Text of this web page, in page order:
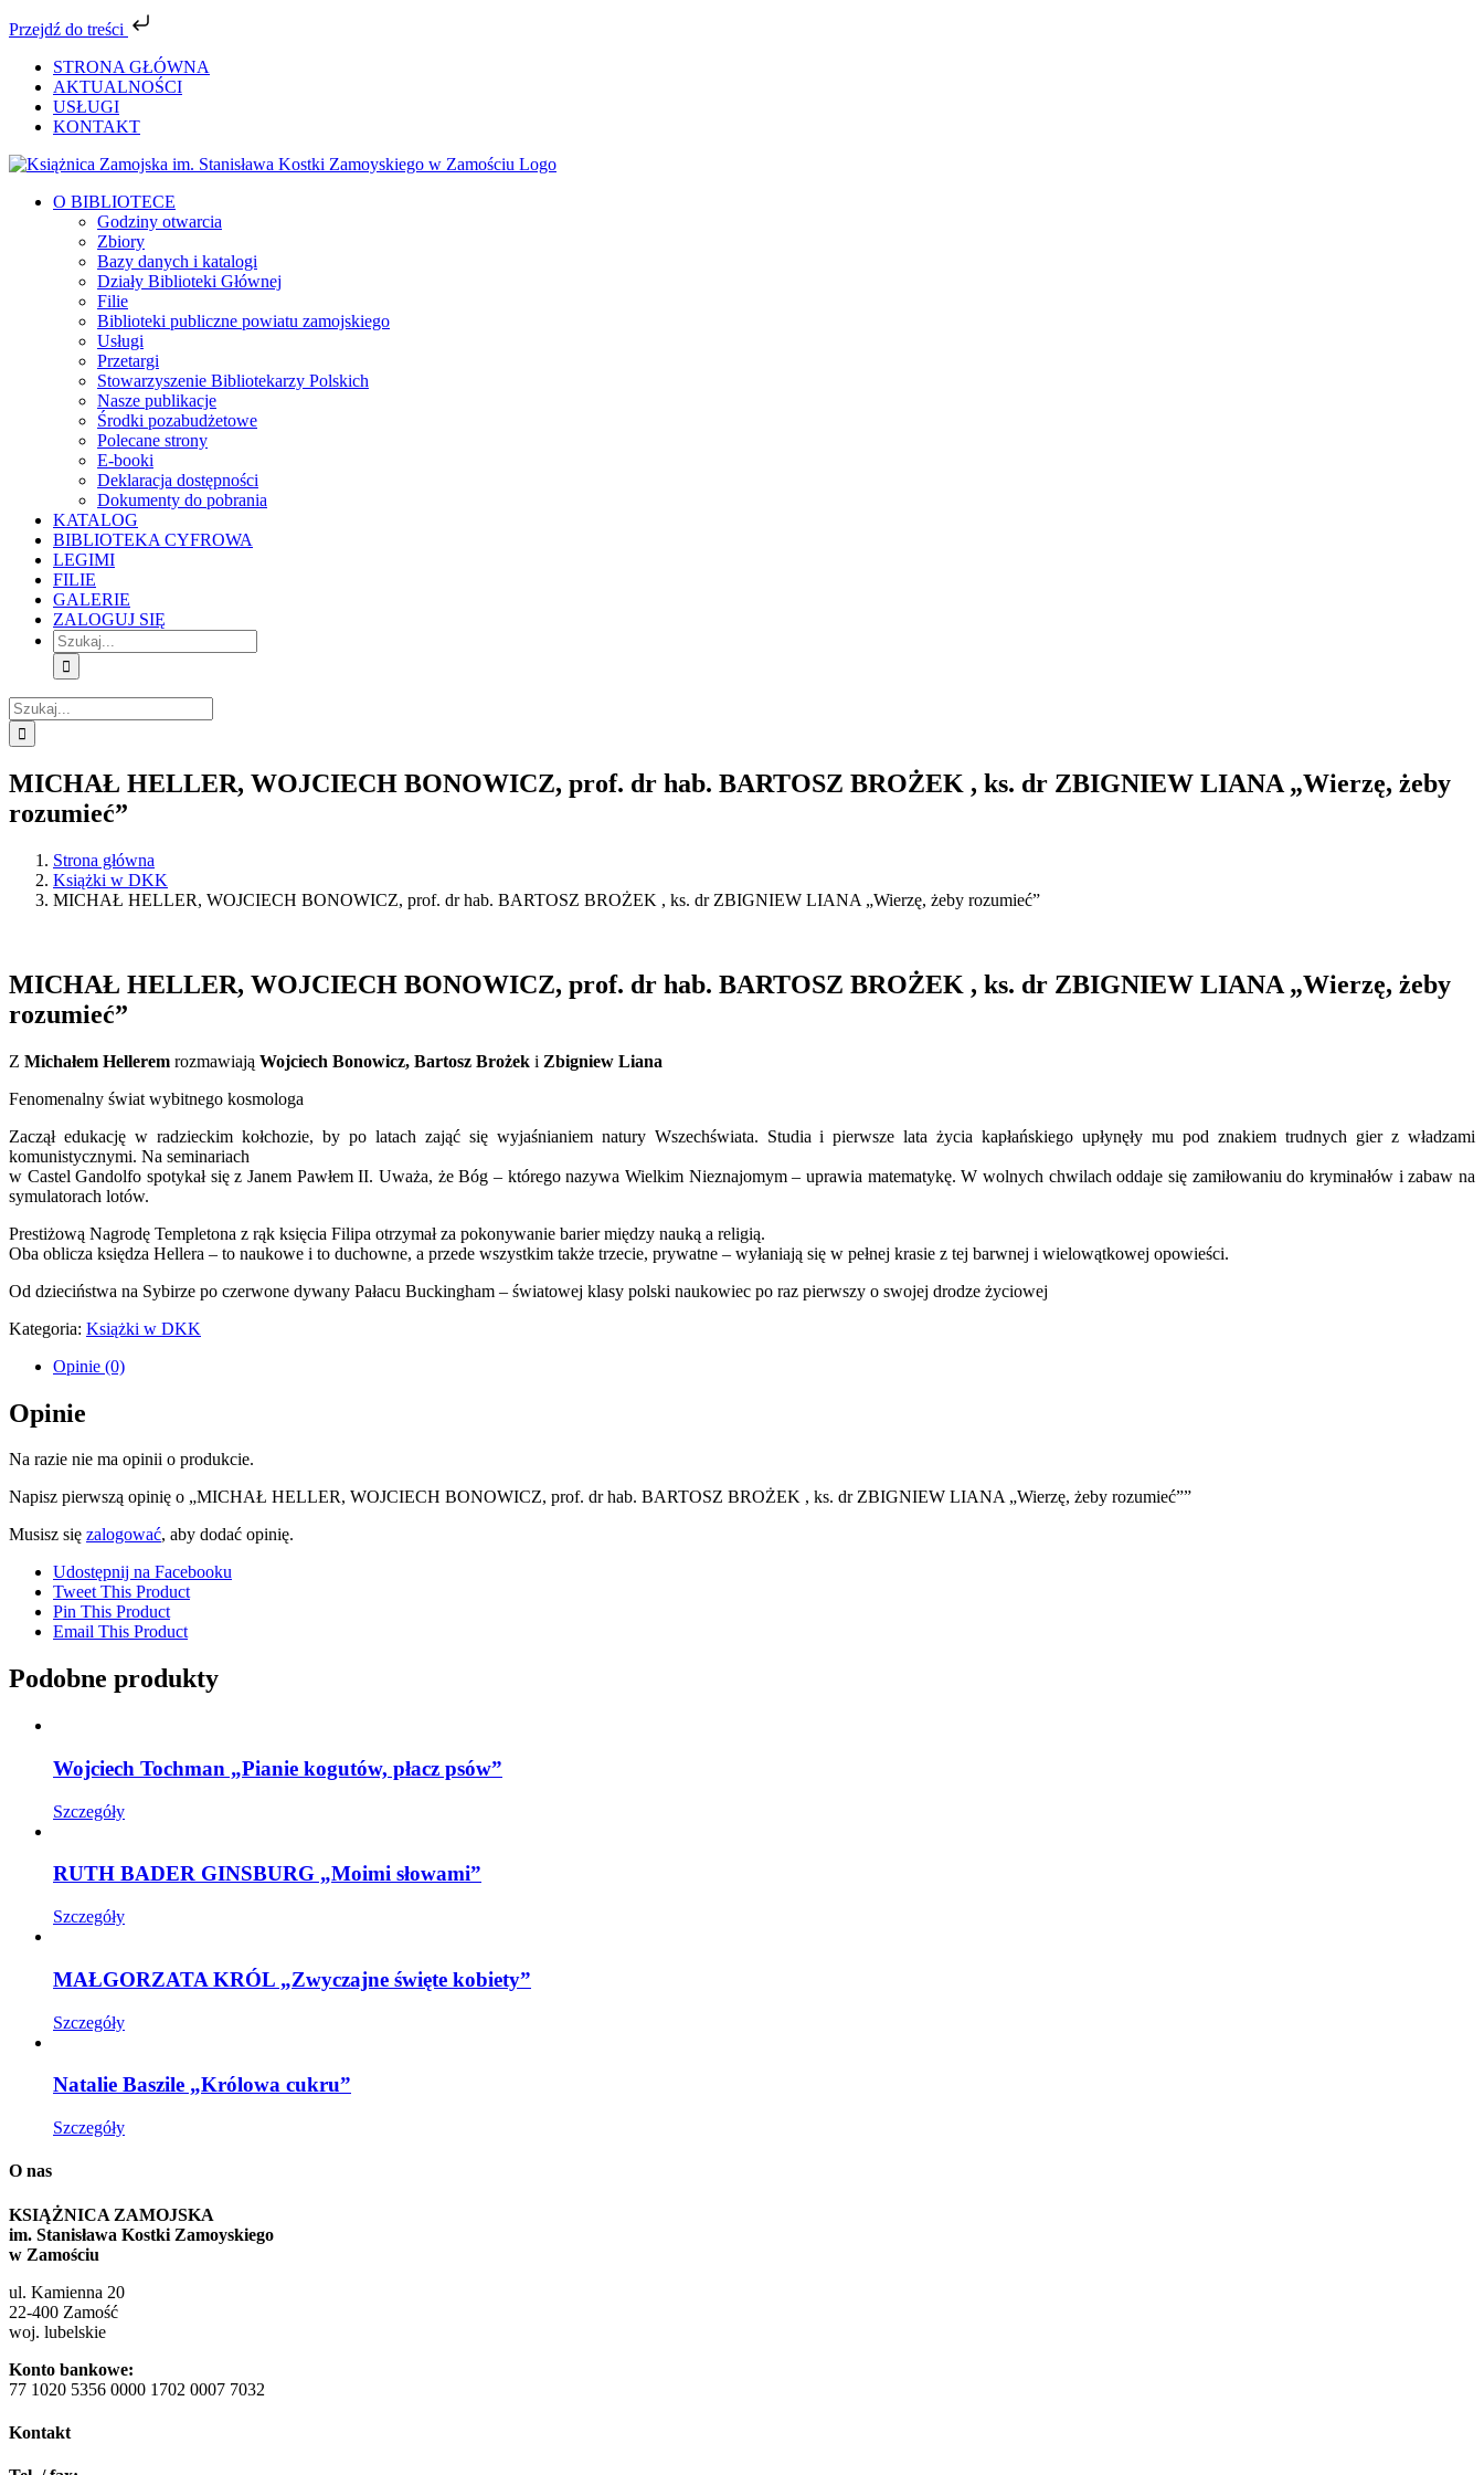
Przejdź do treści
zawartości
STRONA GŁÓWNA
AKTUALNOŚCI
USŁUGI
KONTAKT
Facebook
YouTube
Instagram
Tiktok
O BIBLIOTECE
Godziny otwarcia
Zbiory
Bazy danych i katalogi
Działy Biblioteki Głównej
Filie
Biblioteki publiczne powiatu zamojskiego
Usługi
Przetargi
Stowarzyszenie Bibliotekarzy Polskich
Nasze publikacje
Środki pozabudżetowe
Polecane strony
E-booki
Deklaracja dostępności
Dokumenty do pobrania
KATALOG
BIBLIOTEKA CYFROWA
LEGIMI
FILIE
GALERIE
ZALOGUJ SIĘ
Szukaj
Szukaj
MICHAŁ HELLER, WOJCIECH BONOWICZ, prof. dr hab. BARTOSZ BROŻEK , ks. dr ZBIGNIEW LIANA „Wierzę, żeby
rozumieć”
Strona główna
Książki w DKK
MICHAŁ HELLER, WOJCIECH BONOWICZ, prof. dr hab. BARTOSZ BROŻEK , ks. dr ZBIGNIEW LIANA „Wierzę, żeby rozumieć”
MICHAŁ HELLER, WOJCIECH BONOWICZ, prof. dr hab. BARTOSZ BROŻEK , ks. dr ZBIGNIEW LIANA „Wierzę, żeby
rozumieć”
Z Michałem Hellerem rozmawiają Wojciech Bonowicz, Bartosz Brożek i Zbigniew Liana
Fenomenalny świat wybitnego kosmologa
Zaczął edukację w radzieckim kołchozie, by po latach zająć się wyjaśnianiem natury Wszechświata. Studia i pierwsze lata życia kapłańskiego upłynęły mu pod znakiem trudnych gier z władzami
komunistycznymi. Na seminariach
w Castel Gandolfo spotykał się z Janem Pawłem II. Uważa, że Bóg – którego nazywa Wielkim Nieznajomym – uprawia matematykę. W wolnych chwilach oddaje się zamiłowaniu do kryminałów i zabaw na
symulatorach lotów.
Prestiżową Nagrodę Templetona z rąk księcia Filipa otrzymał za pokonywanie barier między nauką a religią.
Oba oblicza księdza Hellera – to naukowe i to duchowne, a przede wszystkim także trzecie, prywatne – wyłaniają się w pełnej krasie z tej barwnej i wielowątkowej opowieści.
Od dzieciństwa na Sybirze po czerwone dywany Pałacu Buckingham – światowej klasy polski naukowiec po raz pierwszy o swojej drodze życiowej
Kategoria: Książki w DKK
Opinie (0)
Opinie
Na razie nie ma opinii o produkcie.
Napisz pierwszą opinię o „MICHAŁ HELLER, WOJCIECH BONOWICZ, prof. dr hab. BARTOSZ BROŻEK , ks. dr ZBIGNIEW LIANA „Wierzę, żeby rozumieć””
Musisz się zalogować, aby dodać opinię.
Udostępnij na Facebooku
Tweet This Product
Pin This Product
Email This Product
Podobne produkty
Wojciech Tochman „Pianie kogutów, płacz psów”
Szczegóły
RUTH BADER GINSBURG „Moimi słowami”
Szczegóły
MAŁGORZATA KRÓL „Zwyczajne święte kobiety”
Szczegóły
Natalie Baszile „Królowa cukru”
Szczegóły
O nas
KSIĄŻNICA ZAMOJSKA
im. Stanisława Kostki Zamoyskiego
w Zamościu
ul. Kamienna 20
22-400 Zamość
woj. lubelskie
Konto bankowe:
77 1020 5356 0000 1702 0007 7032
Kontakt